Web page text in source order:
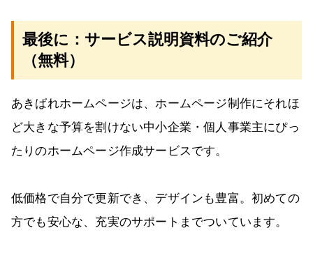
最後に：サービス説明資料のご紹介
（無料）
あきばれホームページは、ホームページ制作にそれほ
ど大きな予算を割けない中小企業・個人事業主にぴっ
たりのホームページ作成サービスです。
低価格で自分で更新でき、デザインも豊富。初めての
方でも安心な、充実のサポートまでついています。